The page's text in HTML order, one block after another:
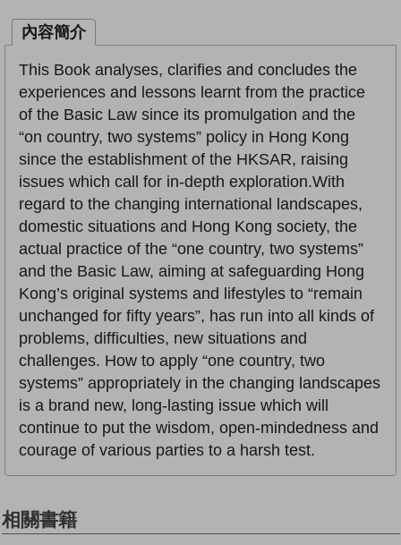
內容簡介
This Book analyses, clarifies and concludes the
experiences and lessons learnt from the practice
of the Basic Law since its promulgation and the
“on country, two systems” policy in Hong Kong
since the establishment of the HKSAR, raising
issues which call for in-depth exploration.With
regard to the changing international landscapes,
domestic situations and Hong Kong society, the
actual practice of the “one country, two systems”
and the Basic Law, aiming at safeguarding Hong
Kong’s original systems and lifestyles to “remain
unchanged for fifty years”, has run into all kinds of
problems, difficulties, new situations and
challenges. How to apply “one country, two
systems” appropriately in the changing landscapes
is a brand new, long-lasting issue which will
continue to put the wisdom, open-mindedness and
courage of various parties to a harsh test.
相關書籍